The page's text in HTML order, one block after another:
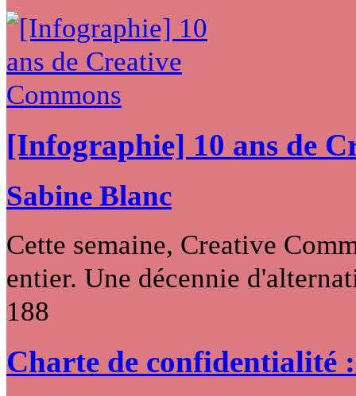
[Infographie] 10 ans de
Sabine Blanc
Cette semaine, Creative
entier. Une décennie
188
Charte de confidentialité